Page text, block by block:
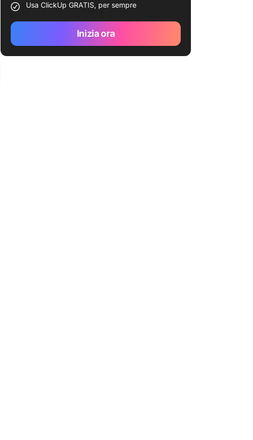
Usa ClickUp GRATIS, per sempre
Inizia ora